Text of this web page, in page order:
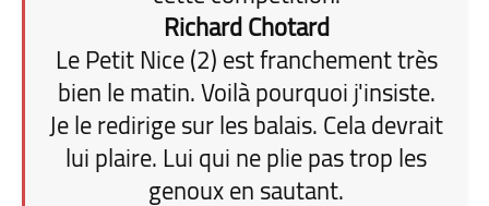
Richard Chotard
Le Petit Nice (2) est franchement très
bien le matin. Voilà pourquoi j'insiste.
Je le redirige sur les balais. Cela devrait
lui plaire. Lui qui ne plie pas trop les
genoux en sautant.